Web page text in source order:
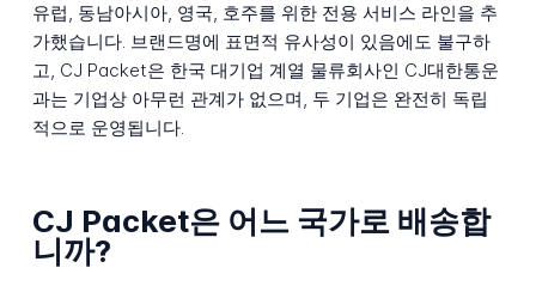
유럽, 동남아시아, 영국, 호주를 위한 전용 서비스 라인을 추
가했습니다. 브랜드명에 표면적 유사성이 있음에도 불구하
고, CJ Packet은 한국 대기업 계열 물류회사인 CJ대한통운
과는 기업상 아무런 관계가 없으며, 두 기업은 완전히 독립
적으로 운영됩니다.
CJ Packet은 어느 국가로 배송합
니까?